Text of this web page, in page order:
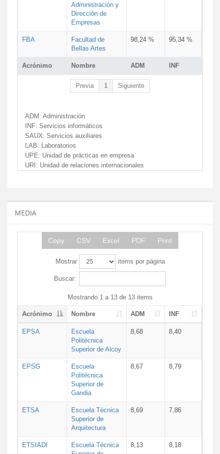
Acrónimo Nombre ADM INF
Administración y
Dirección de
Empresas
FBA
Facultad de
Bellas Artes
98,24 % 95,34 %
Previa 1 Siguiente
ADM: Administración
INF: Servicios informáticos
SAUX: Servicios auxiliares
LAB: Laboratorios
UPE: Unidad de prácticas en empresa
URI: Unidad de relaciones internacionales
MEDIA
Copy CSV Excel PDF Print
Mostrar items por página
Buscar:
Mostrando 1 a 13 de 13 items
Acrónimo Nombre ADM INF
EPSA
Escuela
Politécnica
Superior de Alcoy
8,68 8,40
EPSG
Escuela
Politécnica
Superior de
Gandia
8,67 8,79
ETSA
Escuela Técnica
Superior de
Arquitectura
8,69 7,86
ETSIADI
Escuela Técnica
8,13 8,18